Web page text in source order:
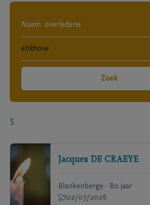
Zoek
5
Jacques DE CRAEYE
Blankenberge - 80 jaar
02/07/2026